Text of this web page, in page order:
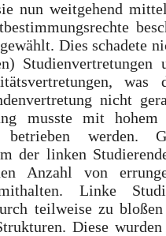
nun weitgehend
Dies schadete
Studienvertretungen
was
nicht
musste mit hohem
betrieben werden.
der linken
Anzahl von
Linke
teilweise zu bloßen
Diese